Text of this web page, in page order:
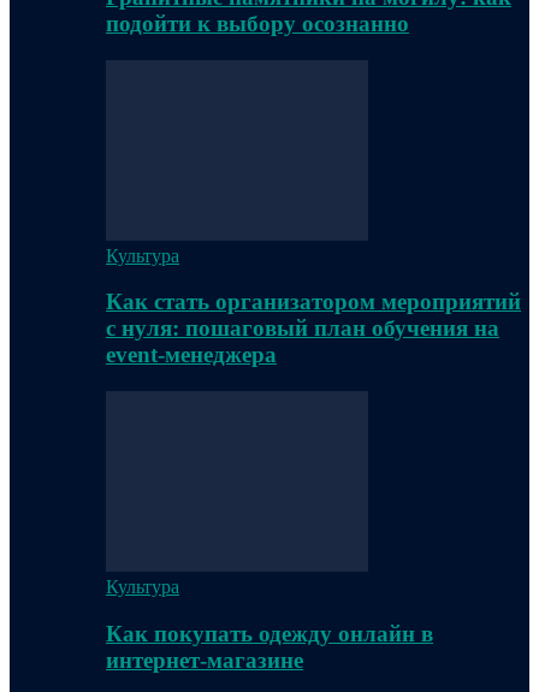
подойти к выбору осознанно
Культура
Как стать организатором мероприятий
с нуля: пошаговый план обучения на
event-менеджера
Культура
Как покупать одежду онлайн в
интернет-магазине